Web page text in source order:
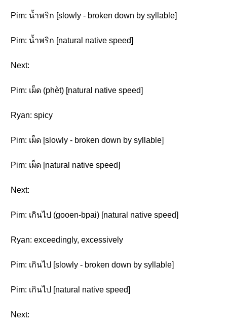
Pim: น้ำพริก [slowly - broken down by syllable]
Pim: น้ำพริก [natural native speed]
Next:
Pim: เผ็ด (phèt) [natural native speed]
Ryan: spicy
Pim: เผ็ด [slowly - broken down by syllable]
Pim: เผ็ด [natural native speed]
Next:
Pim: เกินไป (gooen-bpai) [natural native speed]
Ryan: exceedingly, excessively
Pim: เกินไป [slowly - broken down by syllable]
Pim: เกินไป [natural native speed]
Next: